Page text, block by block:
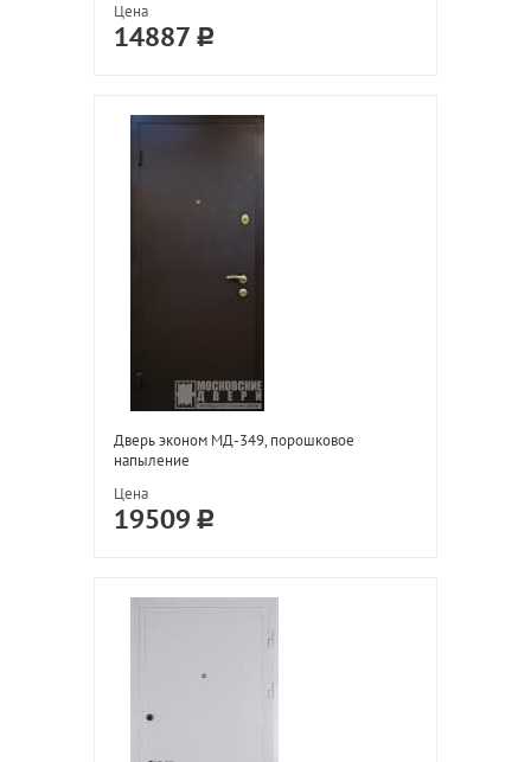
Цена
14887
Дверь эконом МД-349, порошковое
напыление
Цена
19509